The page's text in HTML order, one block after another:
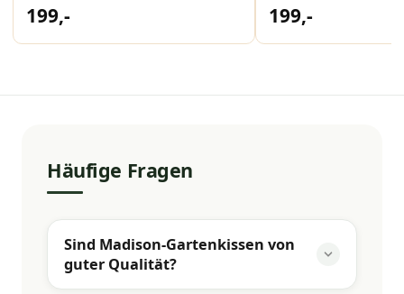
199,- 199,-
Häufige Fragen
Sind Madison-Gartenkissen von
guter Qualität?